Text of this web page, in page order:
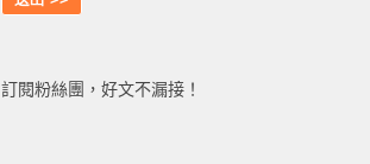
訂閱粉絲團，好文不漏接！